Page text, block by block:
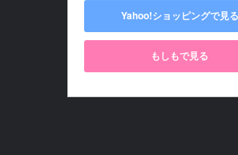
Yahoo!ショッピングで見る
もしもで見る